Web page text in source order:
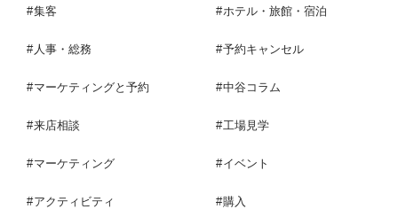
集客 ホテル・旅館・宿泊
人事・総務 予約キャンセル
マーケティングと予約 中谷コラム
来店相談 工場見学
マーケティング イベント
アクティビティ 購入